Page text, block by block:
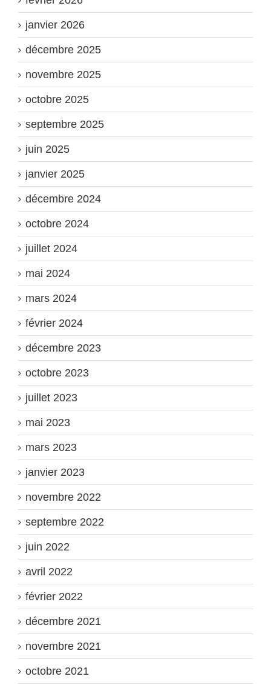
janvier 2026
décembre 2025
novembre 2025
octobre 2025
septembre 2025
juin 2025
janvier 2025
décembre 2024
octobre 2024
juillet 2024
mai 2024
mars 2024
février 2024
décembre 2023
octobre 2023
juillet 2023
mai 2023
mars 2023
janvier 2023
novembre 2022
septembre 2022
juin 2022
avril 2022
février 2022
décembre 2021
novembre 2021
octobre 2021